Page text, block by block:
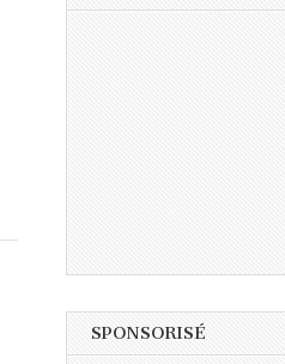
SPONSORISÉ